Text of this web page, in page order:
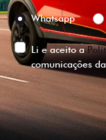
Whatsapp
Li e aceito a
comunicações